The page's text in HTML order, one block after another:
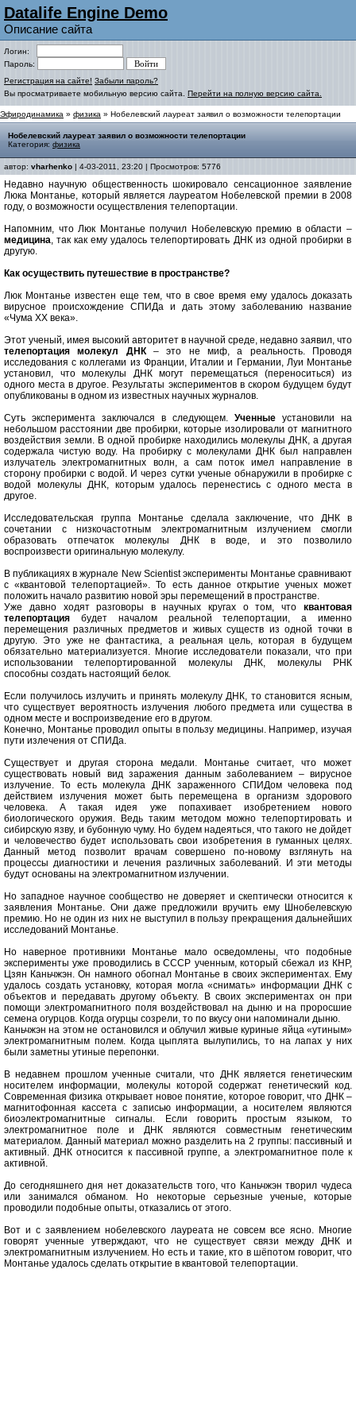
Datalife Engine Demo
Описание сайта
Логин:
Пароль:
Регистрация на сайте! Забыли пароль?
Вы просматриваете мобильную версию сайта. Перейти на полную версию сайта.
Эфиродинамика » физика » Нобелевский лауреат заявил о возможности телепортации
Нобелевский лауреат заявил о возможности телепортации
Категория: физика
автор: vharhenko | 4-03-2011, 23:20 | Просмотров: 5776
Недавно научную общественность шокировало сенсационное заявление
Люка Монтанье, который является лауреатом Нобелевской премии в 2008
году, о возможности осуществления телепортации.
Напомним, что Люк Монтанье получил Нобелевскую премию в области –
медицина, так как ему удалось телепортировать ДНК из одной пробирки в
другую.
Как осуществить путешествие в пространстве?
Люк Монтанье известен еще тем, что в свое время ему удалось доказать
вирусное происхождение СПИДа и дать этому заболеванию название
«Чума XX века».
Этот ученый, имея высокий авторитет в научной среде, недавно заявил, что
телепортация молекул ДНК – это не миф, а реальность. Проводя
исследования с коллегами из Франции, Италии и Германии, Луи Монтанье
установил, что молекулы ДНК могут перемещаться (переноситься) из
одного места в другое. Результаты экспериментов в скором будущем будут
опубликованы в одном из известных научных журналов.
Суть эксперимента заключался в следующем. Ученные установили на
небольшом расстоянии две пробирки, которые изолировали от магнитного
воздействия земли. В одной пробирке находились молекулы ДНК, а другая
содержала чистую воду. На пробирку с молекулами ДНК был направлен
излучатель электромагнитных волн, а сам поток имел направление в
сторону пробирки с водой. И через сутки ученые обнаружили в пробирке с
водой молекулы ДНК, которым удалось перенестись с одного места в
другое.
Исследовательская группа Монтанье сделала заключение, что ДНК в
сочетании с низкочастотным электромагнитным излучением смогли
образовать отпечаток молекулы ДНК в воде, и это позволило
воспроизвести оригинальную молекулу.
В публикациях в журнале New Scientist эксперименты Монтанье сравнивают
с «квантовой телепортацией». То есть данное открытие ученых может
положить начало развитию новой эры перемещений в пространстве.
Уже давно ходят разговоры в научных кругах о том, что квантовая
телепортация будет началом реальной телепортации, а именно
перемещения различных предметов и живых существ из одной точки в
другую. Это уже не фантастика, а реальная цель, которая в будущем
обязательно материализуется. Многие исследователи показали, что при
использовании телепортированной молекулы ДНК, молекулы РНК
способны создать настоящий белок.
Если получилось излучить и принять молекулу ДНК, то становится ясным,
что существует вероятность излучения любого предмета или существа в
одном месте и воспроизведение его в другом.
Конечно, Монтанье проводил опыты в пользу медицины. Например, изучая
пути излечения от СПИДа.
Существует и другая сторона медали. Монтанье считает, что может
существовать новый вид заражения данным заболеванием – вирусное
излучение. То есть молекула ДНК зараженного СПИДом человека под
действием излучения может быть перемещена в организм здорового
человека. А такая идея уже попахивает изобретением нового
биологического оружия. Ведь таким методом можно телепортировать и
сибирскую язву, и бубонную чуму. Но будем надеяться, что такого не дойдет
и человечество будет использовать свои изобретения в гуманных целях.
Данный метод позволит врачам совершено по-новому взглянуть на
процессы диагностики и лечения различных заболеваний. И эти методы
будут основаны на электромагнитном излучении.
Но западное научное сообщество не доверяет и скептически относится к
заявления Монтанье. Они даже предложили вручить ему Шнобелевскую
премию. Но не один из них не выступил в пользу прекращения дальнейших
исследований Монтанье.
Но наверное противники Монтанье мало осведомлены, что подобные
эксперименты уже проводились в СССР ученным, который сбежал из КНР,
Цзян Каньчжэн. Он намного обогнал Монтанье в своих экспериментах. Ему
удалось создать установку, которая могла «снимать» информации ДНК с
объектов и передавать другому объекту. В своих экспериментах он при
помощи электромагнитного поля воздействовал на дыню и на проросшие
семена огурцов. Когда огурцы созрели, то по вкусу они напоминали дыню.
Каньчжэн на этом не остановился и облучил живые куриные яйца «утиным»
электромагнитным полем. Когда цыплята вылупились, то на лапах у них
были заметны утиные перепонки.
В недавнем прошлом ученные считали, что ДНК является генетическим
носителем информации, молекулы которой содержат генетический код.
Современная физика открывает новое понятие, которое говорит, что ДНК –
магнитофонная кассета с записью информации, а носителем являются
биоэлектромагнитные сигналы. Если говорить простым языком, то
электромагнитное поле и ДНК являются совместным генетическим
материалом. Данный материал можно разделить на 2 группы: пассивный и
активный. ДНК относится к пассивной группе, а электромагнитное поле к
активной.
До сегодняшнего дня нет доказательств того, что Каньчжэн творил чудеса
или занимался обманом. Но некоторые серьезные ученые, которые
проводили подобные опыты, отказались от этого.
Вот и с заявлением нобелевского лауреата не совсем все ясно. Многие
говорят ученные утверждают, что не существует связи между ДНК и
электромагнитным излучением. Но есть и такие, кто в шёпотом говорит, что
Монтанье удалось сделать открытие в квантовой телепортации.